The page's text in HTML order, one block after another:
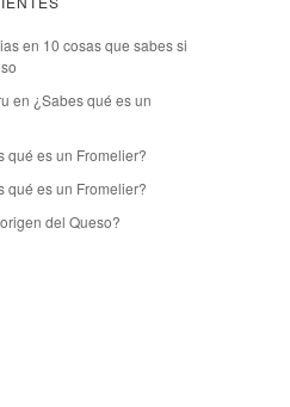
en 10 cosas que sabes si
en ¿Sabes qué es un
qué es un Fromelier?
qué es un Fromelier?
del Queso?